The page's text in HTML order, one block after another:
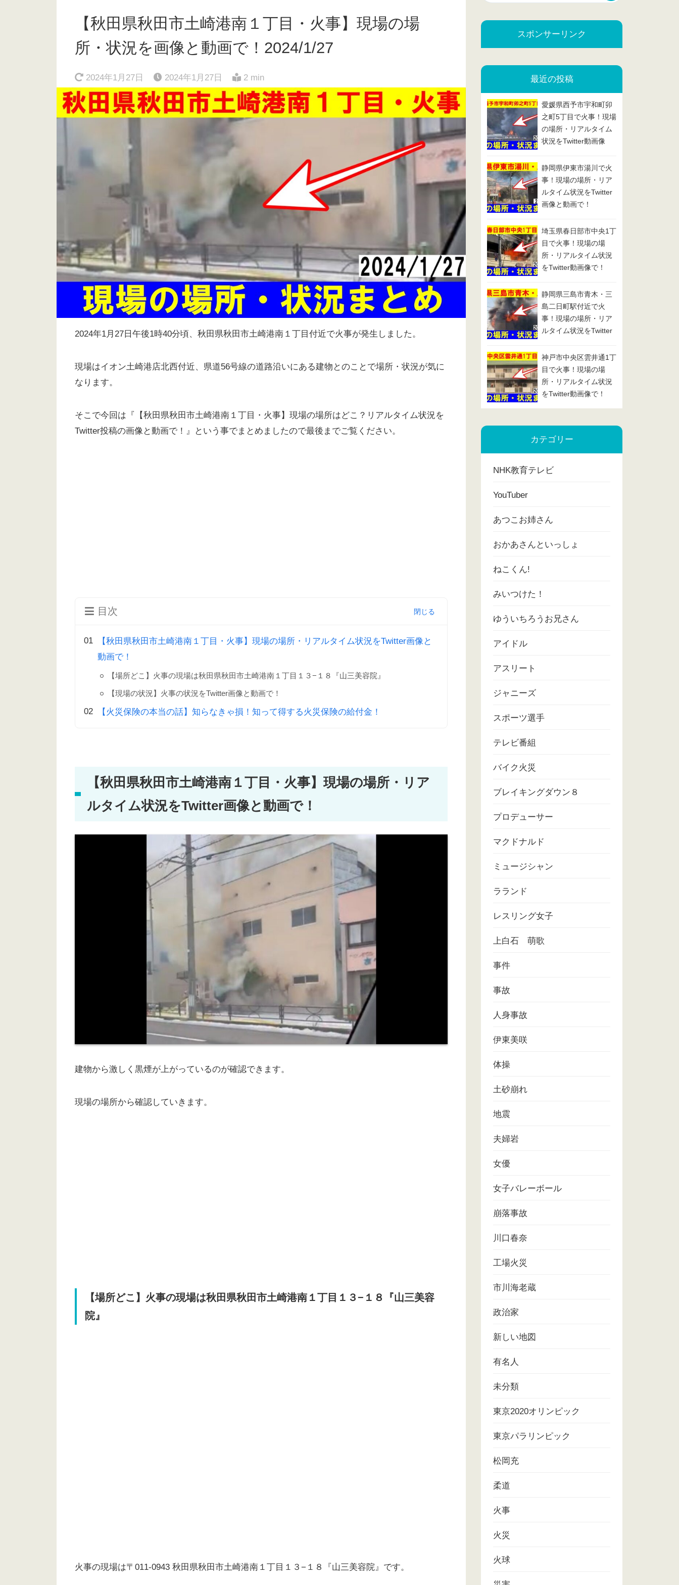
【秋田県秋田市土崎港南１丁目・火事】現場の場
所・状況を画像と動画で！2024/1/27
2024年1月27日 2024年1月27日 2 min
2024年1月27日午後1時40分頃、秋田県秋田市土崎港南１丁目付近で火事が発生しました。
現場はイオン土崎港店北西付近、県道56号線の道路沿いにある建物とのことで場所・状況が気に
なります。
そこで今回は『【秋田県秋田市土崎港南１丁目・火事】現場の場所はどこ？リアルタイム状況を
Twitter投稿の画像と動画で！』という事でまとめましたので最後までご覧ください。
目次
【秋田県秋田市土崎港南１丁目・火事】現場の場所・リアルタイム状況をTwitter画像と
動画で！
【場所どこ】火事の現場は秋田県秋田市土崎港南１丁目１３−１８『山三美容院』
【現場の状況】火事の状況をTwitter画像と動画で！
【火災保険の本当の話】知らなきゃ損！知って得する火災保険の給付金！
【秋田県秋田市土崎港南１丁目・火事】現場の場所・リア
ルタイム状況をTwitter画像と動画で！
建物から激しく黒煙が上がっているのが確認できます。
現場の場所から確認していきます。
【場所どこ】火事の現場は秋田県秋田市土崎港南１丁目１３−１８『山三美容
院』
火事の現場は〒011-0943 秋田県秋田市土崎港南１丁目１３−１８『山三美容院』です。
スポンサーリンク
最近の投稿
愛媛県西予市宇和町卯
之町5丁目で火事！現場
の場所・リアルタイム
状況をTwitter動画像
静岡県伊東市湯川で火
事！現場の場所・リア
ルタイム状況をTwitter
画像と動画で！
埼玉県春日部市中央1丁
目で火事！現場の場
所・リアルタイム状況
をTwitter動画像で！
静岡県三島市青木・三
島二日町駅付近で火
事！現場の場所・リア
ルタイム状況をTwitter
神戸市中央区雲井通1丁
目で火事！現場の場
所・リアルタイム状況
をTwitter動画像で！
カテゴリー
NHK教育テレビ
YouTuber
あつこお姉さん
おかあさんといっしょ
ねこくん!
みいつけた！
ゆういちろうお兄さん
アイドル
アスリート
ジャニーズ
スポーツ選手
テレビ番組
バイク火災
ブレイキングダウン８
プロデューサー
マクドナルド
ミュージシャン
ラランド
レスリング女子
上白石 萌歌
事件
事故
人身事故
伊東美咲
体操
土砂崩れ
地震
夫婦岩
女優
女子バレーボール
崩落事故
川口春奈
工場火災
市川海老蔵
政治家
新しい地図
有名人
未分類
東京2020オリンピック
東京パラリンピック
松岡充
柔道
火事
火災
火球